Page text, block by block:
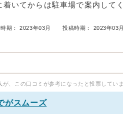
着いてからは駐車場で案内して
期： 2023年03月 投稿時期： 2023年03月
が、この口コミが参考になったと投票していま
がスムーズ